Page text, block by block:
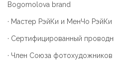
Bogomolova brand
· Мастер РэйКи и МенЧо РэйКи
· Сертифицированный
· Член Союза фотохудожников